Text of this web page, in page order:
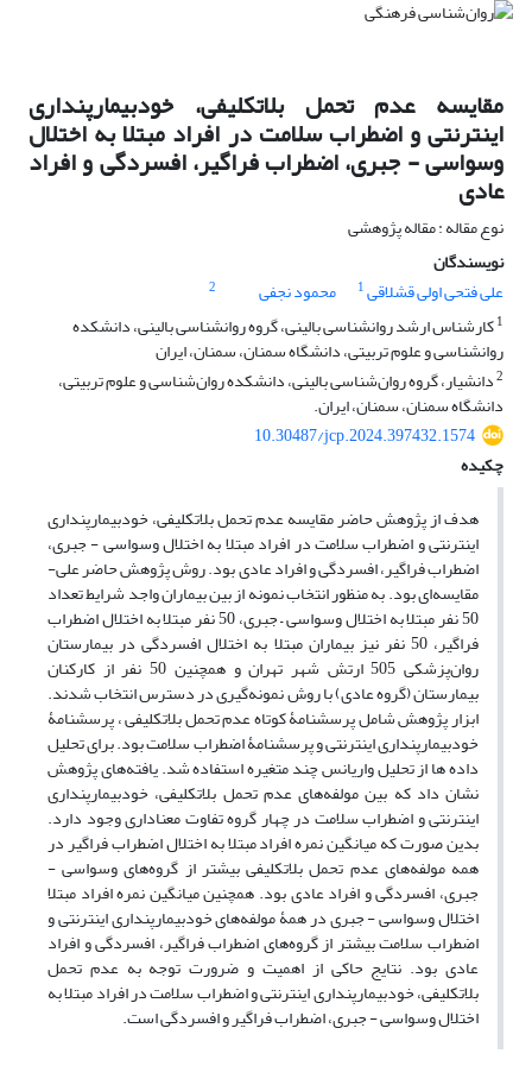
مقایسه عدم تحمل بلاتکلیفی، خودبیمارپنداری
اینترنتی و اضطراب سلامت در افراد مبتلا به اختلال
وسواسی - جبری، اضطراب فراگیر، افسردگی و افراد
عادی
نوع مقاله : مقاله پژوهشی
نویسندگان
علی فتحی اولی قشلاقی1 محمود نجفی
2
1کارشناس ارشد روانشناسی بالینی، گروه روانشناسی بالینی، دانشکده
روانشناسی و علوم تربیتی، دانشگاه سمنان، سمنان، ایران
2دانشیار، گروه روان‌شناسی بالینی، دانشکده روان‌شناسی و علوم تربیتی،
دانشگاه سمنان، سمنان، ایران.
10.30487/jcp.2024.397432.1574
چکیده
هدف از پژوهش حاضر مقایسه عدم تحمل بلاتکلیفی، خودبیمارپنداری
اینترنتی و اضطراب سلامت در افراد مبتلا به اختلال وسواسی - جبری،
اضطراب فراگیر، افسردگی و افراد عادی بود. روش پژوهش حاضر علی-
مقایسه‌ای بود. به منظور انتخاب نمونه از بین بیماران واجد شرایط تعداد
50 نفر مبتلا به اختلال وسواسی – جبری، 50 نفر مبتلا به اختلال اضطراب
فراگیر، 50 نفر نیز بیماران مبتلا به اختلال افسردگی در بیمارستان
روان‌پزشکی 505 ارتش شهر تهران و همچنین 50 نفر از کارکنان
بیمارستان (گروه عادی) با روش نمونه‌گیری در دسترس انتخاب شدند.
ابزار پژوهش شامل پرسشنامۀ کوتاه عدم تحمل بلاتکلیفی ، پرسشنامۀ
خودبیمارپنداری اینترنتی و پرسشنامۀ اضطراب سلامت بود. برای تحلیل
داده ها از تحلیل واریانس چند متغیره استفاده شد. یافته‌های پژوهش
نشان داد که بین مولفه‌های عدم تحمل بلاتکلیفی، خودبیمارپنداری
اینترنتی و اضطراب سلامت در چهار گروه تفاوت معناداری وجود دارد.
بدین صورت که میانگین نمره افراد مبتلا به اختلال اضطراب فراگیر در
همه مولفه‌های عدم تحمل بلاتکلیفی بیشتر از گروه‌های وسواسی -
جبری، افسردگی و افراد عادی بود. همچنین میانگین نمره افراد مبتلا
اختلال وسواسی - جبری در همۀ مولفه‌های خودبیمارپنداری اینترنتی و
اضطراب سلامت بیشتر از گروه‌های اضطراب فراگیر، افسردگی و افراد
عادی بود. نتایج حاکی از اهمیت و ضرورت توجه به عدم تحمل
بلاتکلیفی، خودبیمارپنداری اینترنتی و اضطراب سلامت در افراد مبتلا به
اختلال وسواسی - جبری، اضطراب فراگیر و افسردگی است.